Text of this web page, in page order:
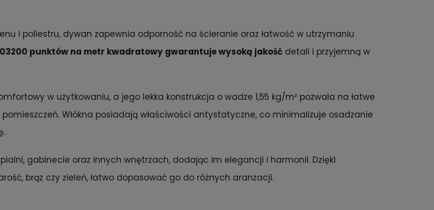
i poliestru, dywan zapewnia odporność na ścieranie oraz łatwość w utrzymaniu
punktów na metr kwadratowy gwarantuje wysoką jakość detali i przyjemną w
w użytkowaniu, a jego lekka konstrukcja o wadze 1,55 kg/m² pozwala na łatwe
Włókna posiadają właściwości antystatyczne, co minimalizuje osadzanie
gabinecie oraz innych wnętrzach, dodając im elegancji i harmonii. Dzięki
brąz czy zieleń, łatwo dopasować go do różnych aranżacji.